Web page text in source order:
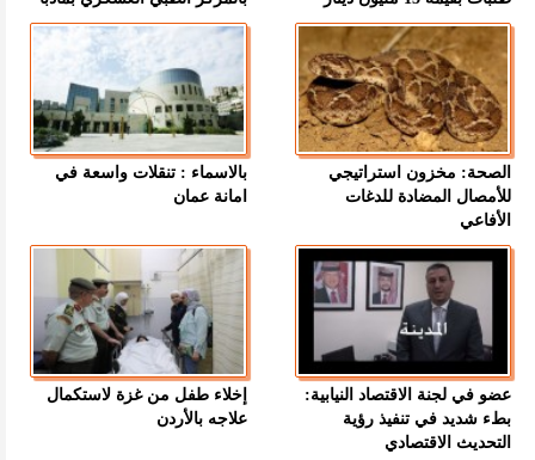
الصحة: مخزون استراتيجي
للأمصال المضادة للدغات
الأفاعي
بالاسماء : تنقلات واسعة في
امانة عمان
عضو في لجنة الاقتصاد النيابية:
بطء شديد في تنفيذ رؤية
التحديث الاقتصادي
إخلاء طفل من غزة لاستكمال
علاجه بالأردن